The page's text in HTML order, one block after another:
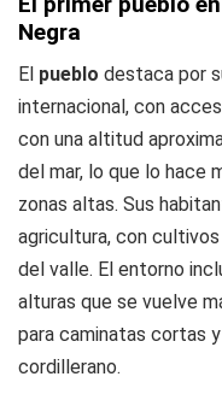
Negra
El pueblo destaca por
internacional, con
con una altitud
del mar, lo que lo hace
zonas altas. Sus
agricultura, con
del valle. El entorno
alturas que se vuelve
para caminatas cortas
cordillerano.